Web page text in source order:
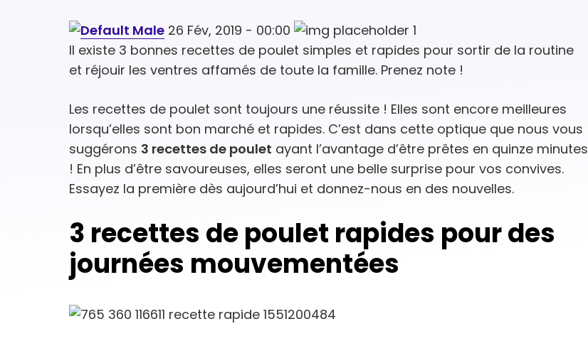
26 Fév, 2019 - 00:00
Il existe 3 bonnes recettes de poulet simples et rapides pour sortir de la routine
et réjouir les ventres affamés de toute la famille. Prenez note !
Les recettes de poulet sont toujours une réussite ! Elles sont encore meilleures
lorsqu’elles sont bon marché et rapides. C’est dans cette optique que nous vous
suggérons 3 recettes de poulet ayant l’avantage d’être prêtes en quinze minutes
! En plus d’être savoureuses, elles seront une belle surprise pour vos convives.
Essayez la première dès aujourd’hui et donnez-nous en des nouvelles.
3 recettes de poulet rapides pour des
journées mouvementées